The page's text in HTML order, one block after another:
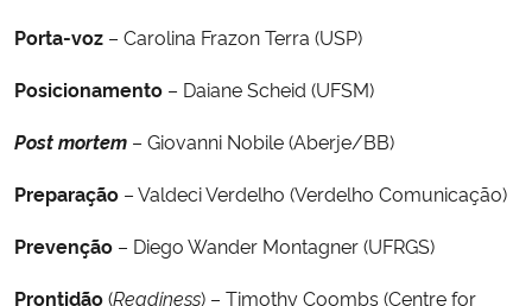
Porta-voz – Carolina Frazon Terra (USP)
Posicionamento – Daiane Scheid (UFSM)
Post mortem – Giovanni Nobile (Aberje/BB)
Preparação – Valdeci Verdelho (Verdelho Comunicação)
Prevenção – Diego Wander Montagner (UFRGS)
Prontidão(Readiness) – Timothy Coombs (Centre for